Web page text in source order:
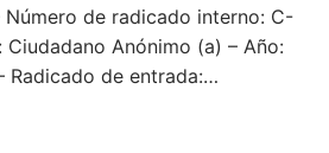
Número de radicado interno: C-
Ciudadano Anónimo (a) – Año:
Radicado de entrada:…